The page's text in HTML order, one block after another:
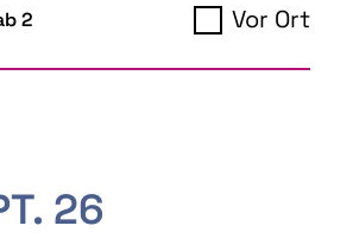
2
Vor Ort
26